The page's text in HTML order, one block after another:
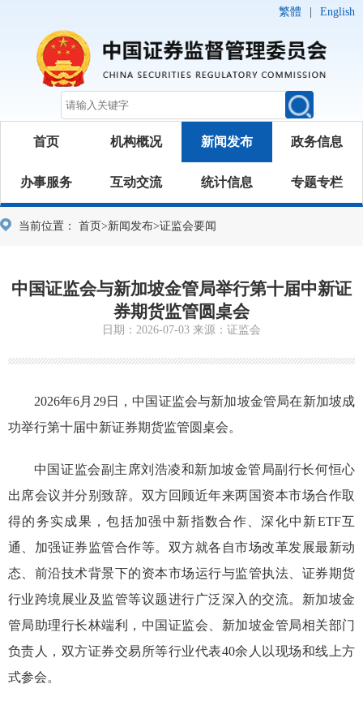
繁體 English
首页 机构概况 新闻发布 政务信息
办事服务 互动交流 统计信息 专题专栏
当前位置： 首页>新闻发布>证监会要闻
中国证监会与新加坡金管局举行第十届中新证
券期货监管圆桌会
日期：2026-07-03 来源：证监会
2026年6月 29日，中国证监会与新加坡金管局在新加坡成
功举行第十届中新证券期货监管圆桌会。
中国证监会副主席刘浩凌和新加坡金管局副行长何恒心
出席会议并分别致辞。双方回顾近年来两国资本市场合作取
得的务实成果，包括加强中新指数合作、深化中新ETF互
通、加强证券监管合作等。双方就各自市场改革发展最新动
态、前沿技术背景下的资本市场运行与监管执法、证券期货
行业跨境展业及监管等议题进行广泛深入的交流。新加坡金
管局助理行长林端利，中国证监会、新加坡金管局相关部门
负责人，双方证券交易所等行业代表40余人以现场和线上方
式参会。